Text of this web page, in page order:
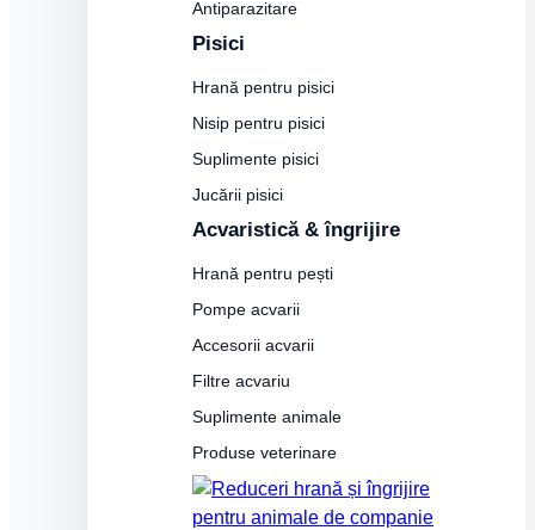
Antiparazitare
Pisici
Hrană pentru pisici
Nisip pentru pisici
Suplimente pisici
Jucării pisici
Acvaristică & îngrijire
Hrană pentru pești
Pompe acvarii
Accesorii acvarii
Filtre acvariu
Suplimente animale
Produse veterinare